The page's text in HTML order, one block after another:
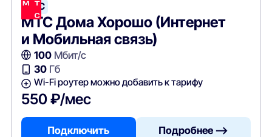
МТС
МТС Дома Хорошо (Интернет
и Мобильная связь)
100Мбит/с
30Гб
Wi-Fi роутер можно добавить к тарифу
550 ₽/мес
Подключить Подробнее —>